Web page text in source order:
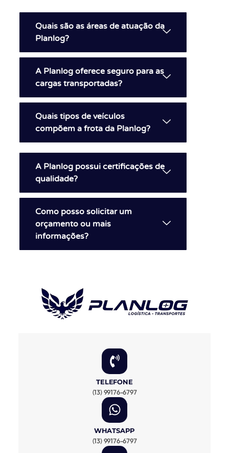
Quais são as áreas de atuação da
Planlog?
A Planlog oferece seguro para as
cargas transportadas?
Quais tipos de veículos
compõem a frota da Planlog?
A Planlog possui certificações de
qualidade?
Como posso solicitar um
orçamento ou mais
informações?
TELEFONE
(13) 99176-6797
WHATSAPP
(13) 99176-6797